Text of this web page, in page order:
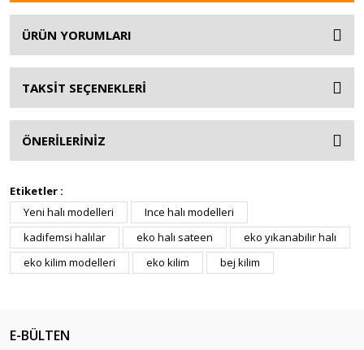
ÜRÜN YORUMLARI
TAKSİT SEÇENEKLERİ
ÖNERİLERİNİZ
Etiketler :
Yeni halı modelleri
Ince halı modelleri
kadifemsi halılar
eko halı sateen
eko yıkanabilir halı
eko kilim modelleri
eko kilim bej kilim
E-BÜLTEN